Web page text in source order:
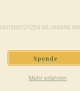
UNTERSTÜTZEN SIE UNSERE
Spende
Mehr erfahren